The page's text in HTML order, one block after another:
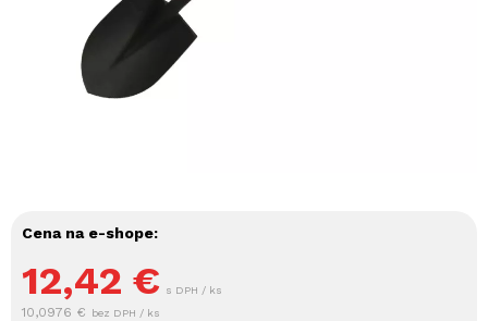
Cena na e-shope:
12,42 € s DPH / ks
10,0976 € bez DPH / ks